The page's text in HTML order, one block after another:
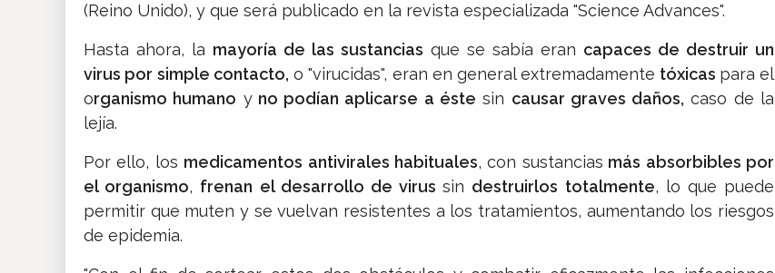
(Reino Unido), y que será publicado en la revista especializada "Science Advances".
Hasta ahora, la mayoría de las sustancias que se sabía eran capaces de destruir un
virus por simple contacto, o "virucidas", eran en general extremadamente tóxicas para el
organismo humano yno podían aplicarse a éste sin causar graves daños, caso de la
lejía.
Por ello, los medicamentos antivirales habituales, con sustancias más absorbibles por
el organismo, frenan el desarrollo de virussin destruirlos totalmente, lo que puede
permitir que muten y se vuelvan resistentes a los tratamientos, aumentando los riesgos
de epidemia.